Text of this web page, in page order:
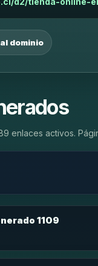
dominio
enlaces activos.
1109